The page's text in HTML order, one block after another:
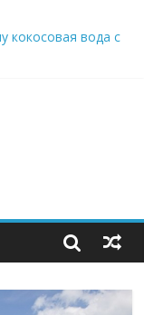
кокосовая вода с
трендом
миллионы людей
этим летом